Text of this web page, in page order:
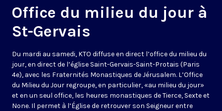
Office du milieu du jour à
St-Gervais
Du mardi au samedi, KTO diffuse en direct l’office du milieu du
jour, en direct de l’église Saint-Gervais-Saint-Protais (Paris
4e), avec les Fraternités Monastiques de Jérusalem. L’Office
du Milieu du Jour regroupe, en particulier, «au milieu du jour»
et en un seul office, les heures monastiques de Tierce, Sexte et
None. Il permet à l’Église de retrouver son Seigneur entre